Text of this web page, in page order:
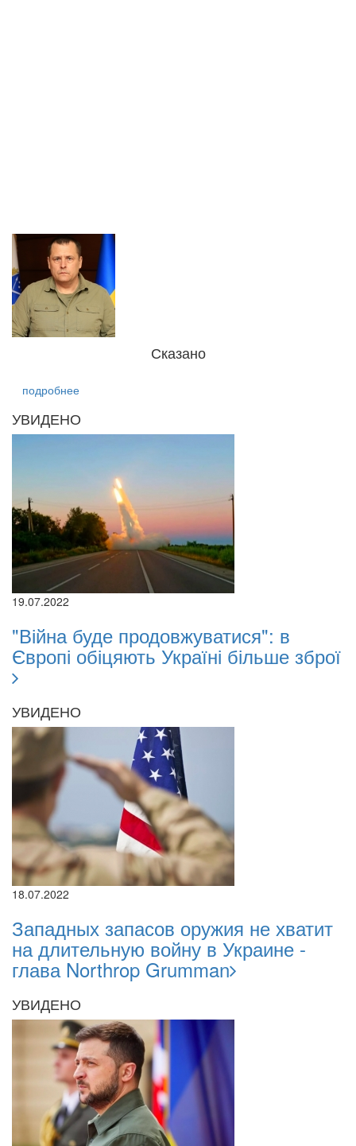
Сказано
подробнее
УВИДЕНО
19.07.2022
"Війна буде продовжуватися": в
Європі обіцяють Україні більше зброї
УВИДЕНО
18.07.2022
Западных запасов оружия не хватит
на длительную войну в Украине -
глава Northrop Grumman
УВИДЕНО